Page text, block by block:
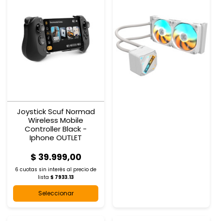
Joystick Scuf Normad
Wireless Mobile
Controller Black -
Iphone OUTLET
$ 39.999,00
6 cuotas sin interés al precio de
lista$ 7933.13
Seleccionar